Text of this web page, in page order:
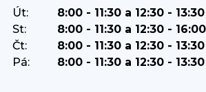
Út:
8:00 - 11:30 a 12:30 - 13:30
St:
8:00 - 11:30 a 12:30 - 16:00
Čt:
8:00 - 11:30 a 12:30 - 13:30
Pá:
8:00 - 11:30 a 12:30 - 13:30